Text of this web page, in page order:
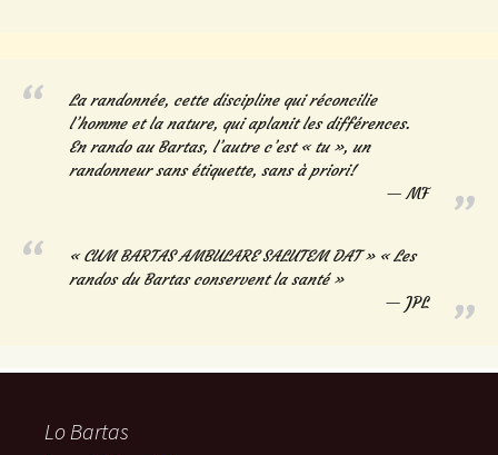
La randonnée, cette discipline qui réconcilie
l’homme et la nature, qui aplanit les différences.
En rando au Bartas, l’autre c’est « tu », un
randonneur sans étiquette, sans à priori!
MF
« CUM BARTAS AMBULARE SALUTEM DAT » « Les
randos du Bartas conservent la santé »
JPL
Lo Bartas